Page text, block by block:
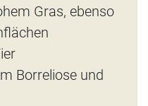
Gras, ebenso
Borreliose und